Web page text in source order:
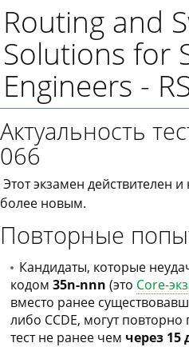
Routing and
Solutions for
Engineers -
Актуальность
066
Этот экзамен действителен
более новым.
Повторные
Кандидаты, которые
кодом 35n-nnn (это Core-
вместо ранее
либо CCDE, могут повторно
тест не ранее чем через 15